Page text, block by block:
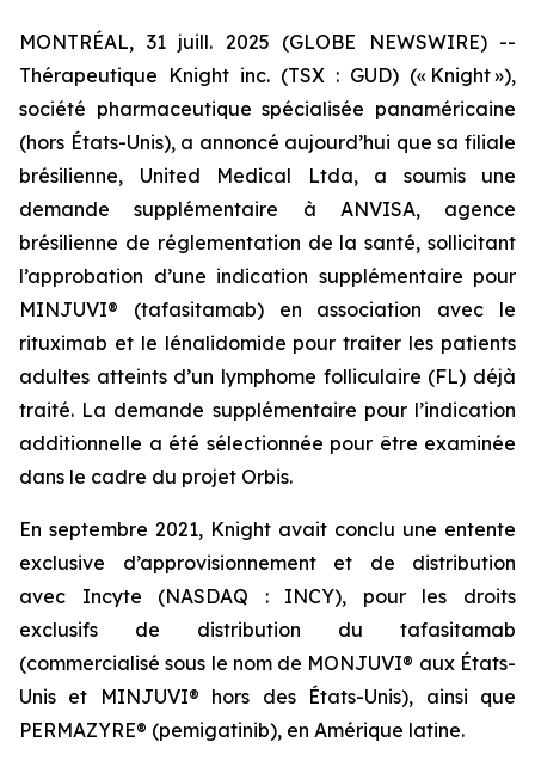
MONTRÉAL, 31 juill. 2025 (GLOBE NEWSWIRE) --
Thérapeutique Knight inc. (TSX : GUD) (« Knight »),
société pharmaceutique spécialisée panaméricaine
(hors États-Unis), a annoncé aujourd’hui que sa filiale
brésilienne, United Medical Ltda, a soumis une
demande supplémentaire à ANVISA, agence
brésilienne de réglementation de la santé, sollicitant
l’approbation d’une indication supplémentaire pour
MINJUVI® (tafasitamab) en association avec le
rituximab et le lénalidomide pour traiter les patients
adultes atteints d’un lymphome folliculaire (FL) déjà
traité. La demande supplémentaire pour l’indication
additionnelle a été sélectionnée pour être examinée
dans le cadre du projet Orbis.
En septembre 2021, Knight avait conclu une entente
exclusive d’approvisionnement et de distribution
avec Incyte (NASDAQ : INCY), pour les droits
exclusifs de distribution du tafasitamab
(commercialisé sous le nom de MONJUVI® aux États-
Unis et MINJUVI® hors des États-Unis), ainsi que
PERMAZYRE® (pemigatinib), en Amérique latine.